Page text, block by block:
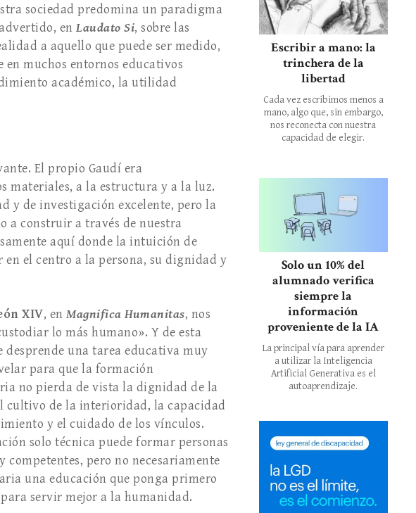
sociedad predomina un paradigma
enLaudato Si, sobre las
a aquello que puede ser medido,
muchos entornos educativos
académico, la utilidad
El propio Gaudí era
materiales, a la estructura y a la luz.
y de investigación excelente, pero la
a construir a través de nuestra
aquí donde la intuición de
el centro a la persona, su dignidad y
XIV, enMagnifica Humanitas, nos
lo más humano». Y de esta
desprende una tarea educativa muy
para que la formación
no pierda de vista la dignidad de la
cultivo de la interioridad, la capacidad
y el cuidado de los vínculos.
solo técnica puede formar personas
competentes, pero no necesariamente
una educación que ponga primero
servir mejor a la humanidad.
Escribir a mano: la
trinchera de la
libertad
Cada vez escribimos menos a
mano, algo que, sin embargo,
nos reconecta con nuestra
capacidad de elegir.
Solo un 10% del
alumnado verifica
siempre la
información
proveniente de la IA
La principal vía para aprender
a utilizar la Inteligencia
Artificial Generativa es el
autoaprendizaje.